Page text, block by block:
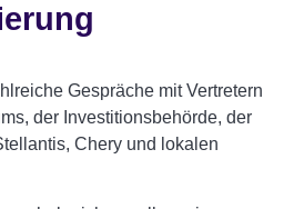
Gespräche mit Vertretern
der Investitionsbehörde, der
Chery und lokalen